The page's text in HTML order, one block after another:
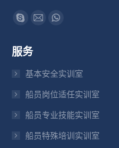
找到我们：
Skype
在
新
口
中
打
Mail
新
口
中
打
Whatsapp
新
口
中
打
服务
基本安全实训室
船员岗位适任实训室
船员专业技能实训室
船员特殊培训实训室